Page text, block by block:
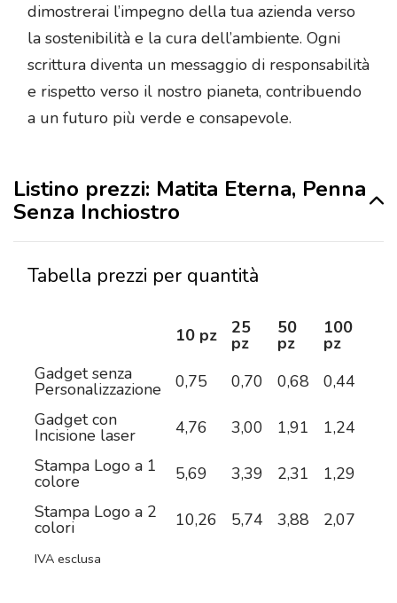
dimostrerai l’impegno della tua azienda verso
la sostenibilità e la cura dell’ambiente. Ogni
scrittura diventa un messaggio di responsabilità
e rispetto verso il nostro pianeta, contribuendo
a un futuro più verde e consapevole.
Listino prezzi: Matita Eterna, Penna
Senza Inchiostro
Tabella prezzi per quantità
10 pz 25
pz
50
pz
100
pz
Gadget senza
Personalizzazione 0,75 0,70 0,68 0,44
Gadget con
Incisione laser 4,76 3,00 1,91 1,24
Stampa Logo a 1
colore 5,69 3,39 2,31 1,29
Stampa Logo a 2
colori 10,26 5,74 3,88 2,07
IVA esclusa